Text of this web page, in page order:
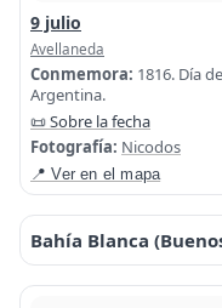
9 julio
Avellaneda
Conmemora: 1816. Día
Argentina.
📜 Sobre la fecha
Fotografía: Nicodos
📍 Ver en el mapa
Bahía Blanca